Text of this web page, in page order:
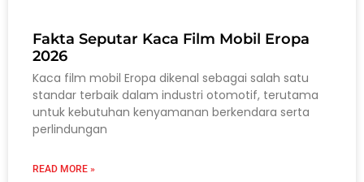
Fakta Seputar Kaca Film Mobil Eropa
2026
Kaca film mobil Eropa dikenal sebagai salah satu
standar terbaik dalam industri otomotif, terutama
untuk kebutuhan kenyamanan berkendara serta
perlindungan
READ MORE »